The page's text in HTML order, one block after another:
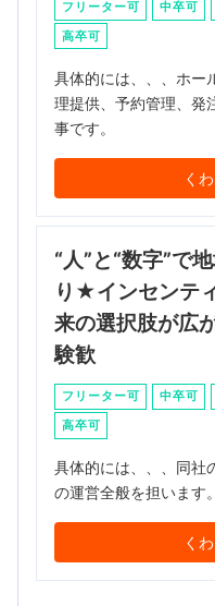
フリーター可 中卒可
高卒可
具体的には、、、ホ
理提供、予約管理、発
事です。
く
“人”と“数字”で
り★インセンテ
来の選択肢が広
験歓
フリーター可 中卒可
高卒可
具体的には、、、同社
の運営全般を担います。
く